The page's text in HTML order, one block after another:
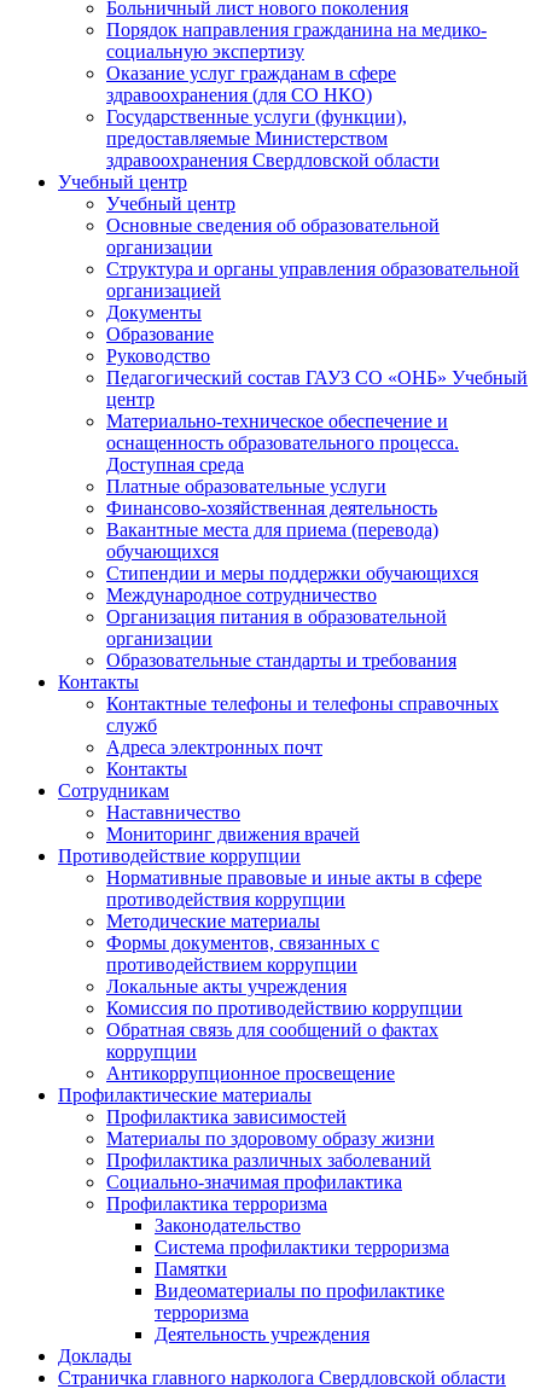
Больничный лист нового поколения
Порядок направления гражданина на медико-
социальную экспертизу
Оказание услуг гражданам в сфере
здравоохранения (для СО НКО)
Государственные услуги (функции),
предоставляемые Министерством
здравоохранения Свердловской области
Учебный центр
Учебный центр
Основные сведения об образовательной
организации
Структура и органы управления образовательной
организацией
Документы
Образование
Руководство
Педагогический состав ГАУЗ СО «ОНБ» Учебный
центр
Материально-техническое обеспечение и
оснащенность образовательного процесса.
Доступная среда
Платные образовательные услуги
Финансово-хозяйственная деятельность
Вакантные места для приема (перевода)
обучающихся
Стипендии и меры поддержки обучающихся
Международное сотрудничество
Организация питания в образовательной
организации
Образовательные стандарты и требования
Контакты
Контактные телефоны и телефоны справочных
служб
Адреса электронных почт
Контакты
Сотрудникам
Наставничество
Мониторинг движения врачей
Противодействие коррупции
Нормативные правовые и иные акты в сфере
противодействия коррупции
Методические материалы
Формы документов, связанных с
противодействием коррупции
Локальные акты учреждения
Комиссия по противодействию коррупции
Обратная связь для сообщений о фактах
коррупции
Антикоррупционное просвещение
Профилактические материалы
Профилактика зависимостей
Материалы по здоровому образу жизни
Профилактика различных заболеваний
Социально-значимая профилактика
Профилактика терроризма
Законодательство
Система профилактики терроризма
Памятки
Видеоматериалы по профилактике
терроризма
Деятельность учреждения
Доклады
Страничка главного нарколога Свердловской области